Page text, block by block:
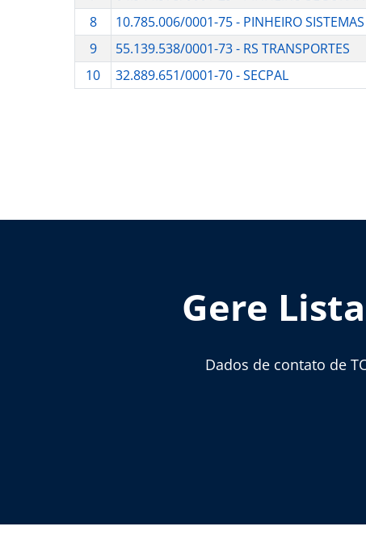
8
10.785.006/0001-75 - PINHEIRO
9
55.139.538/0001-73 - RS TRANSPORTES
10
32.889.651/0001-70 - SECPAL
Gere
Dados de contato de